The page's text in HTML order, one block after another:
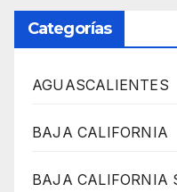
Categorías
AGUASCALIENTES
BAJA CALIFORNIA
BAJA CALIFORNIA